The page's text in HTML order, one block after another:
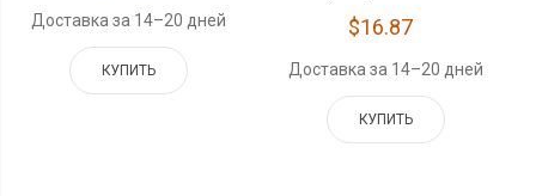
Доставка за 14–20 дней
КУПИТЬ
$16.87
Доставка за 14–20 дней
КУПИТЬ